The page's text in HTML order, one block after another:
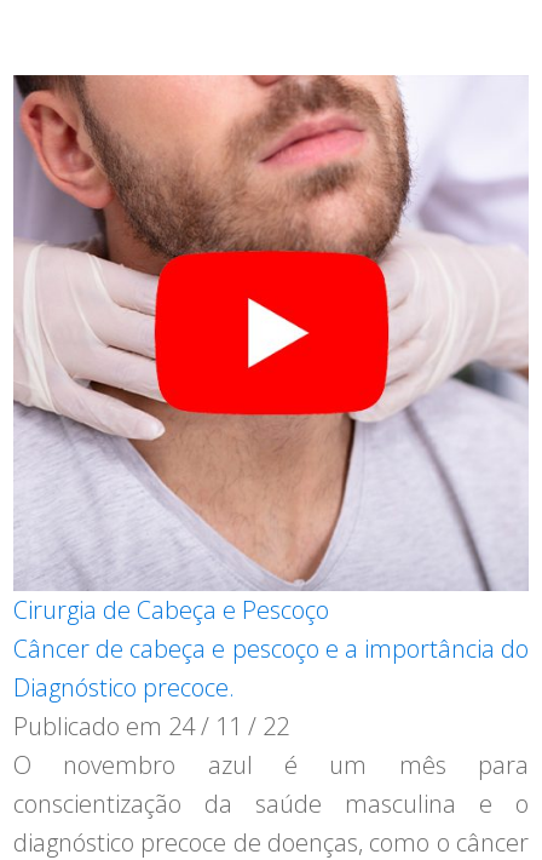
Cirurgia de Cabeça e Pescoço
Câncer de cabeça e pescoço e a importância do
Diagnóstico precoce.
Publicado em 24 / 11 / 22
O novembro azul é um mês para
conscientização da saúde masculina e o
diagnóstico precoce de doenças, como o câncer